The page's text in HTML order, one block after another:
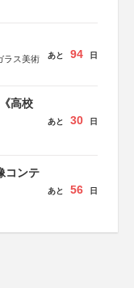
ラス美術
あと 94 日
高校
あと 30 日
コンテ
あと 56 日